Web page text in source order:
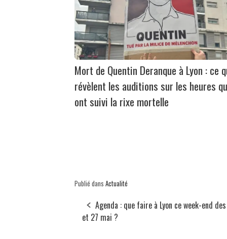
Mort de Quentin Deranque à Lyon : ce
révèlent les auditions sur les heures
ont suivi la rixe mortelle
Publié dans Actualité
Agenda : que faire à Lyon ce week-end
et 27 mai ?